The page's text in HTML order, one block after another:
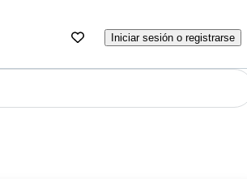
Iniciar sesión o registrarse